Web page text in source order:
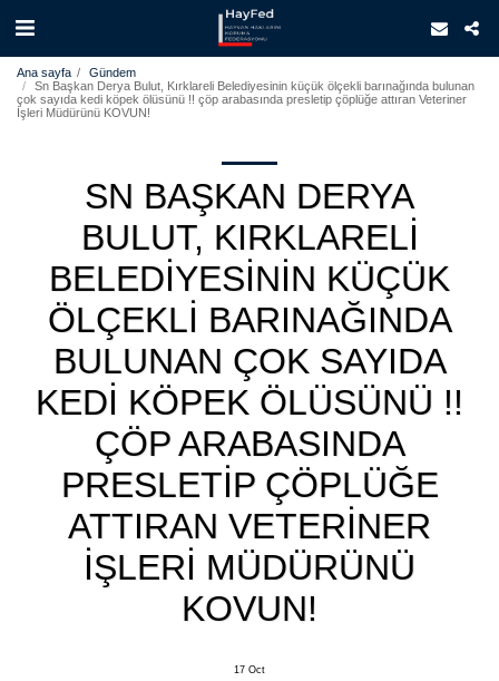
Ana sayfa
Gündem
Sn Başkan Derya Bulut, Kırklareli Belediyesinin küçük ölçekli barınağında bulunan
çok sayıda kedi köpek ölüsünü !! çöp arabasında presletip çöplüğe attıran Veteriner
İşleri Müdürünü KOVUN!
SN BAŞKAN DERYA
BULUT, KIRKLARELI
BELEDIYESININ KÜÇÜK
ÖLÇEKLI BARINAĞINDA
BULUNAN ÇOK SAYIDA
KEDI KÖPEK ÖLÜSÜNÜ !!
ÇÖP ARABASINDA
PRESLETIP ÇÖPLÜĞE
ATTIRAN VETERINER
İŞLERI MÜDÜRÜNÜ
KOVUN!
17 Oct